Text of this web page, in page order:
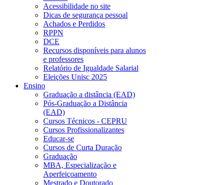
Acessibilidade no site
Dicas de segurança pessoal
Achados e Perdidos
RPPN
DCE
Recursos disponíveis para alunos
e professores
Relatório de Igualdade Salarial
Eleições Unisc 2025
Ensino
Graduação a distância (EAD)
Pós-Graduação a Distância
(EAD)
Cursos Técnicos - CEPRU
Cursos Profissionalizantes
Educar-se
Cursos de Curta Duração
Graduação
MBA, Especialização e
Aperfeiçoamento
Mestrado e Doutorado